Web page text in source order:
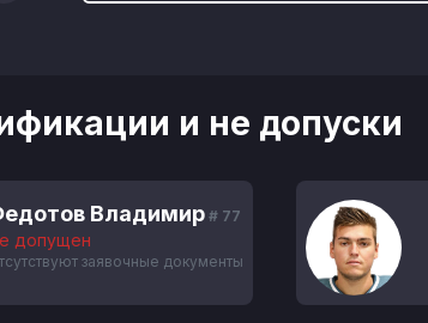
и не допуски
Владимир # 77
допущен
заявочные документы